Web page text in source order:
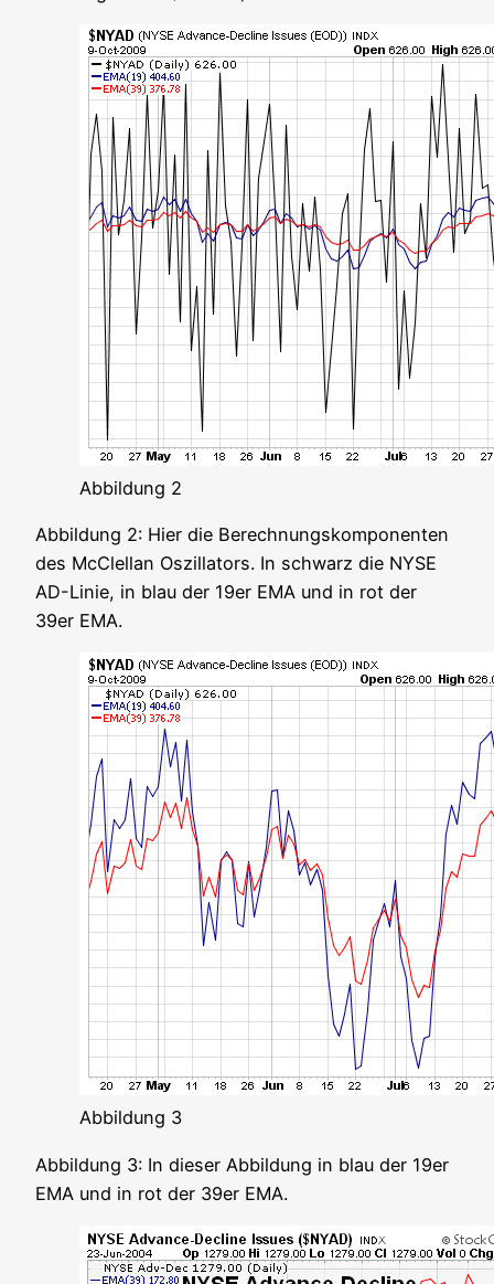
Abbil­dung 2
Abbil­dung 2: Hier die Berech­nungs­kom­po­nen­ten
des McClel­lan Oszil­la­tors. In schwarz die NYSE
AD-Linie, in blau der 19er EMA und in rot der
39er EMA.
Abbil­dung 3
Abbil­dung 3: In die­ser Abbil­dung in blau der 19er
EMA und in rot der 39er EMA.